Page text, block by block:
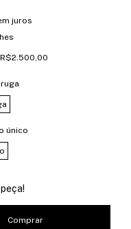
juros
R$2.500,00
único